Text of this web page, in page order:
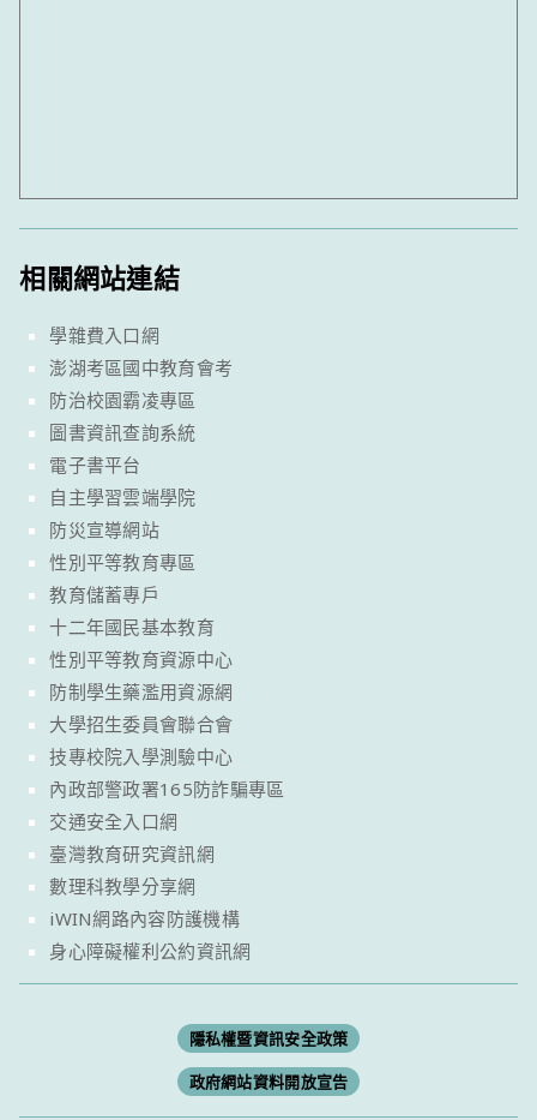
相關網站連結
學雜費入口網
澎湖考區國中教育會考
防治校園霸凌專區
圖書資訊查詢系統
電子書平台
自主學習雲端學院
防災宣導網站
性別平等教育專區
教育儲蓄專戶
十二年國民基本教育
性別平等教育資源中心
防制學生藥濫用資源網
大學招生委員會聯合會
技專校院入學測驗中心
內政部警政署165防詐騙專區
交通安全入口網
臺灣教育研究資訊網
數理科教學分享網
iWIN網路內容防護機構
身心障礙權利公約資訊網
隱私權暨資訊安全政策
政府網站資料開放宣告